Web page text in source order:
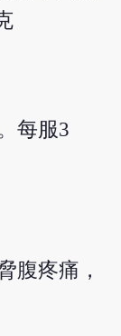
每服3
腹疼痛，